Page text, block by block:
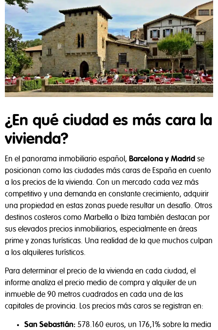
Tal y como aparece descrito en la
ayudarnos a analizar el uso del sitio, mejorar el
rendimiento, personalizar nuestros servicios, contenidos y
anuncios, y fomentar un comercio seguro.
Configurar cookies
Aceptar todas
¿En qué ciudad es más cara la
vivienda?
En el panorama inmobiliario español, Barcelona y Madrid se
posicionan como las ciudades más caras de España en cuento
a los precios de la vivienda. Con un mercado cada vez más
competitivo y una demanda en constante crecimiento, adquirir
una propiedad en estas zonas puede resultar un desafío. Otros
destinos costeros como Marbella o Ibiza también destacan por
sus elevados precios inmobiliarios, especialmente en áreas
prime y zonas turísticas. Una realidad de la que muchos culpan
a los alquileres turísticos.
Para determinar el precio de la vivienda en cada ciudad, el
informe analiza el precio medio de compra y alquiler de un
inmueble de 90 metros cuadrados en cada una de las
capitales de provincia. Los precios más caros se registran en:
San Sebastián: 578.160 euros, un 176,1% sobre la media